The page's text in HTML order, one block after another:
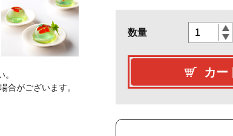
合がございます。
数量
カー